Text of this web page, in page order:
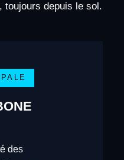
toujours depuis le sol.
des